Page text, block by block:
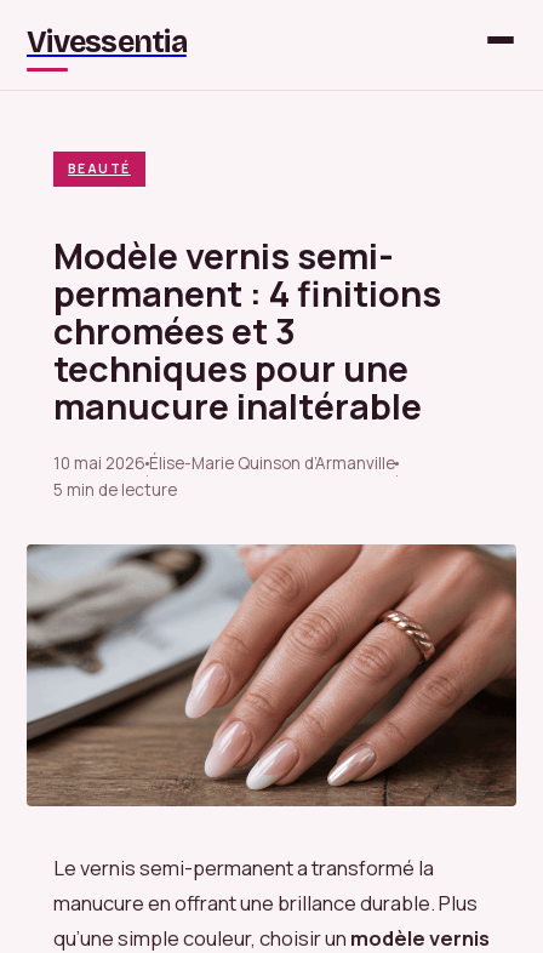
Vivessentia
BEAUTÉ
Modèle vernis semi-
permanent : 4 finitions
chromées et 3
techniques pour une
manucure inaltérable
10 mai 2026
·
Élise-Marie Quinson d’Armanville
·
5 min de lecture
Le vernis semi-permanent a transformé la
manucure en offrant une brillance durable. Plus
qu’une simple couleur, choisir un modèle vernis